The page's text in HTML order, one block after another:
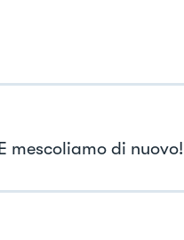
mescoliamo di nuovo!